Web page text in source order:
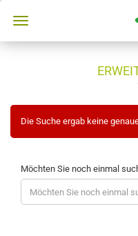
Die Suche ergab keine
Möchten Sie noch einmal